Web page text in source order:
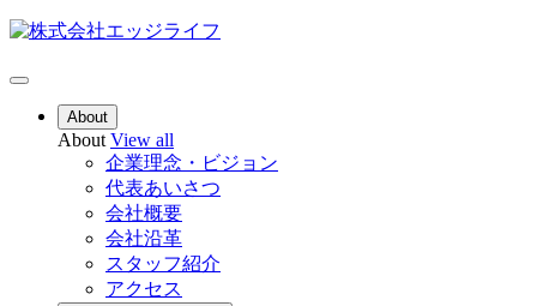
About
About View all
企業理念・ビジョン
代表あいさつ
会社概要
会社沿革
スタッフ紹介
アクセス